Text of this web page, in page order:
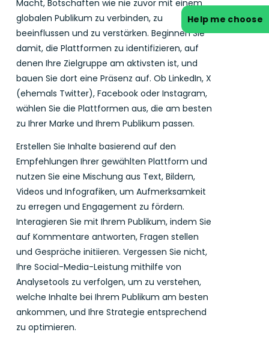
Macht, Botschaften wie nie zuvor mit einem
globalen Publikum zu verbinden, zu
beeinflussen und zu verstärken. Beginnen Sie
damit, die Plattformen zu identifizieren, auf
denen Ihre Zielgruppe am aktivsten ist, und
bauen Sie dort eine Präsenz auf. Ob LinkedIn, X
(ehemals Twitter), Facebook oder Instagram,
wählen Sie die Plattformen aus, die am besten
zu Ihrer Marke und Ihrem Publikum passen.
Erstellen Sie Inhalte basierend auf den
Empfehlungen Ihrer gewählten Plattform und
nutzen Sie eine Mischung aus Text, Bildern,
Videos und Infografiken, um Aufmerksamkeit
zu erregen und Engagement zu fördern.
Interagieren Sie mit Ihrem Publikum, indem Sie
auf Kommentare antworten, Fragen stellen
und Gespräche initiieren. Vergessen Sie nicht,
Ihre Social-Media-Leistung mithilfe von
Analysetools zu verfolgen, um zu verstehen,
welche Inhalte bei Ihrem Publikum am besten
ankommen, und Ihre Strategie entsprechend
zu optimieren.
Help me choose